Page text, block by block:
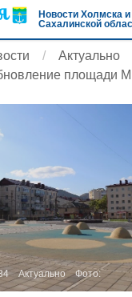
Новости Холмска и
Сахалинской
Актуально
площади
Актуально Фото: